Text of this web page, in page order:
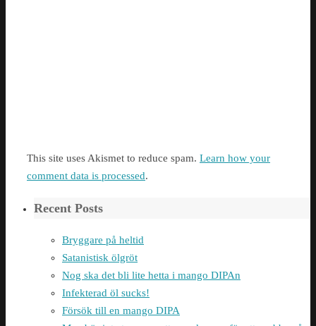
This site uses Akismet to reduce spam. Learn how your
comment data is processed.
Recent Posts
Bryggare på heltid
Satanistisk ölgröt
Nog ska det bli lite hetta i mango DIPAn
Infekterad öl sucks!
Försök till en mango DIPA